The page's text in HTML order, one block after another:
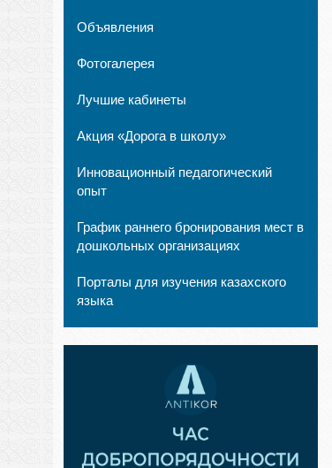
Объявления
Фотогалерея
Лучшие кабинеты
Акция «Дорога в школу»
Инновационный педагогический
опыт
График раннего бронирования мест в
дошкольных организациях
Порталы для изучения казахского
языка